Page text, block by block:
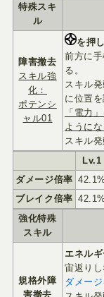
特殊スキ
ル
障害撤去
スキル強
化：
ポテンシ
ャル01
を押
前方に手
る。
スキル
に位置を
「電力
ようにな
スキル
Lv.1
ダメージ倍率 42.1%
ブレイク倍率 42.1%
強化特殊
スキル
規格外障
害撤去
エネルギ
宙返りし
ダメージ